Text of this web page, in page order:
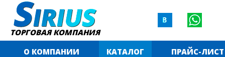
ТОРГОВАЯ КОМПАНИЯ
О КОМПАНИИ
КАТАЛОГ ПРАЙС-ЛИСТ